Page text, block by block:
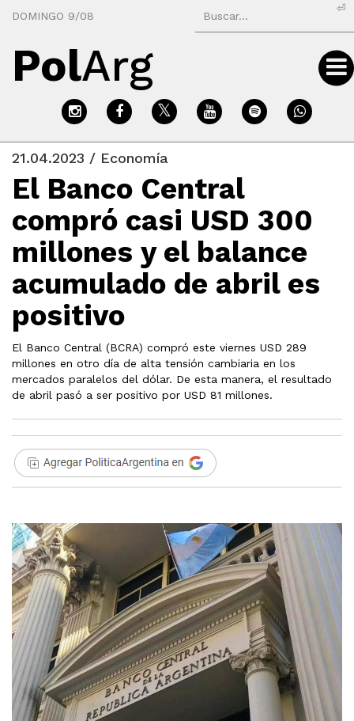
DOMINGO 9/08
⏎
PolArg
21.04.2023 / Economía
El Banco Central
compró casi USD 300
millones y el balance
acumulado de abril es
positivo
El Banco Central (BCRA) compró este viernes USD 289
millones en otro día de alta tensión cambiaria en los
mercados paralelos del dólar. De esta manera, el resultado
de abril pasó a ser positivo por USD 81 millones.